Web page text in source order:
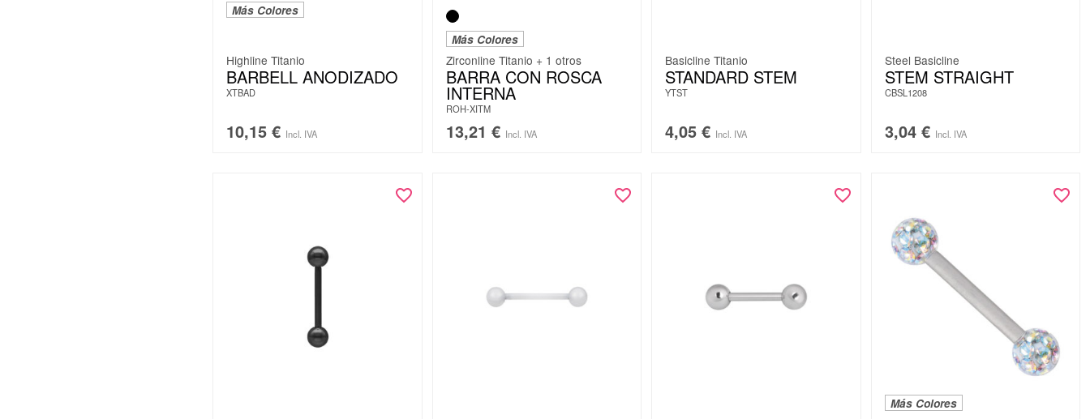
Más Colores
Highline Titanio
BARBELL ANODIZADO
XTBAD
10,15 € Incl. IVA
Más Colores
Zirconline Titanio + 1 otros
BARRA CON ROSCA
INTERNA
ROH-XITM
13,21 € Incl. IVA
Basicline Titanio
STANDARD STEM
YTST
4,05 € Incl. IVA
Steel Basicline
STEM STRAIGHT
CBSL1208
3,04 € Incl. IVA
Más Colores